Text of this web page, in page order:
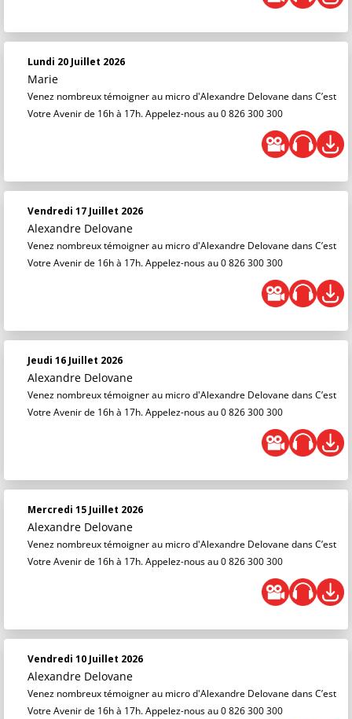
Lundi 20 Juillet 2026
Marie
Venez nombreux témoigner au micro d'Alexandre Delovane dans C’est
Votre Avenir de 16h à 17h. Appelez-nous au 0 826 300 300
Vendredi 17 Juillet 2026
Alexandre Delovane
Venez nombreux témoigner au micro d'Alexandre Delovane dans C’est
Votre Avenir de 16h à 17h. Appelez-nous au 0 826 300 300
Jeudi 16 Juillet 2026
Alexandre Delovane
Venez nombreux témoigner au micro d'Alexandre Delovane dans C’est
Votre Avenir de 16h à 17h. Appelez-nous au 0 826 300 300
Mercredi 15 Juillet 2026
Alexandre Delovane
Venez nombreux témoigner au micro d'Alexandre Delovane dans C’est
Votre Avenir de 16h à 17h. Appelez-nous au 0 826 300 300
Vendredi 10 Juillet 2026
Alexandre Delovane
Venez nombreux témoigner au micro d'Alexandre Delovane dans C’est
Votre Avenir de 16h à 17h. Appelez-nous au 0 826 300 300